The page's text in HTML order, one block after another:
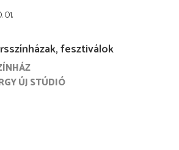
01.
fesztiválok
ÚJ STÚDIÓ